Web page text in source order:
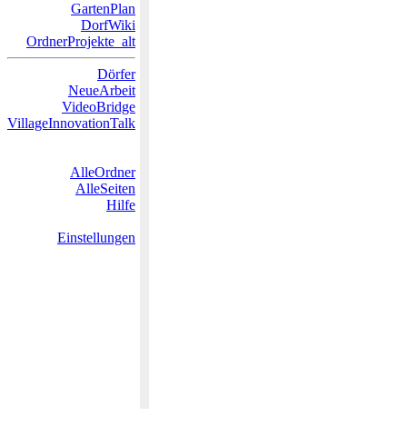
GartenPlan
DorfWiki
OrdnerProjekte_alt
Dörfer
NeueArbeit
VideoBridge
VillageInnovationTalk
AlleOrdner
AlleSeiten
Hilfe
Einstellungen